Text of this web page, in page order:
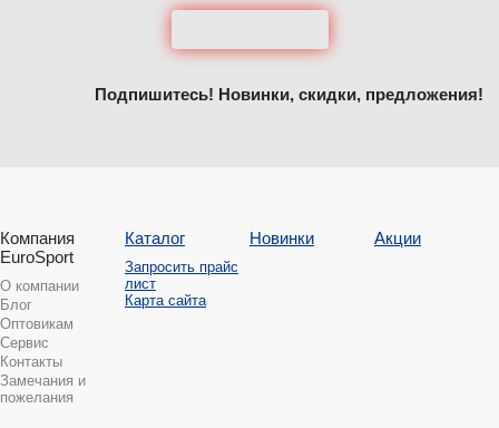
Подпишитесь! Новинки, скидки, предложения!
Компания
EuroSport
О компании
Блог
Оптовикам
Сервис
Контакты
Замечания и
пожелания
Каталог
Запросить прайс
лист
Карта сайта
Новинки Акции